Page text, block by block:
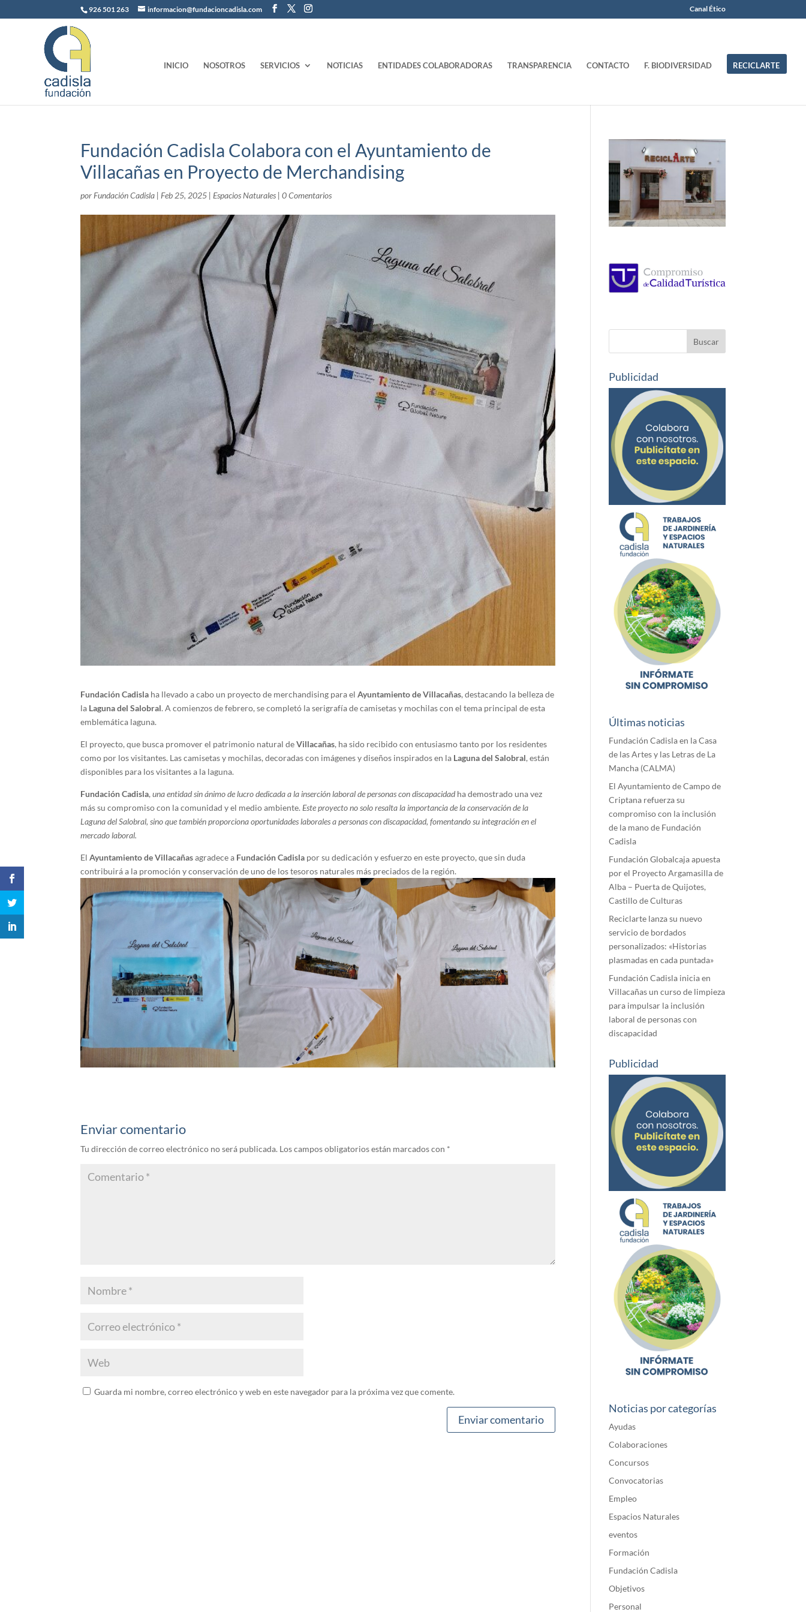
926 501 263 informacion@fundacioncadisla.com Canal Ético
INICIO NOSOTROS SERVICIOS NOTICIAS ENTIDADES COLABORADORAS TRANSPARENCIA CONTACTO F. BIODIVERSIDAD RECICLARTE
Fundación Cadisla Colabora con el Ayuntamiento de
Villacañas en Proyecto de Merchandising
por Fundación Cadisla | Feb 25, 2025 | Espacios Naturales |0 Comentarios
Fundación Cadisla ha llevado a cabo un proyecto de merchandising para elAyuntamiento de Villacañas, destacando la belleza de
la Laguna del Salobral. A comienzos de febrero, se completó la serigrafía de camisetas y mochilas con el tema principal de esta
emblemática laguna.
El proyecto, que busca promover el patrimonio natural deVillacañas, ha sido recibido con entusiasmo tanto por los residentes
como por los visitantes. Las camisetas y mochilas, decoradas con imágenes y diseños inspirados en la Laguna del Salobral, están
disponibles para los visitantes a la laguna.
Fundación Cadisla,una entidad sin ánimo de lucro dedicada a la inserción laboral de personas con discapacidad ha demostrado una vez
más su compromiso con la comunidad y el medio ambiente. Este proyecto no solo resalta la importancia de la conservación de la
Laguna del Salobral, sino que también proporciona oportunidades laborales a personas con discapacidad, fomentando su integración en el
mercado laboral.
ElAyuntamiento de Villacañasagradece a Fundación Cadisla por su dedicación y esfuerzo en este proyecto, que sin duda
contribuirá a la promoción y conservación de uno de los tesoros naturales más preciados de la región.
Enviar comentario
Tu dirección de correo electrónico no será publicada. Los campos obligatorios están marcados con *
Guarda mi nombre, correo electrónico y web en este navegador para la próxima vez que comente.
Publicidad
Últimas noticias
Fundación Cadisla en la Casa
de las Artes y las Letras de La
Mancha (CALMA)
El Ayuntamiento de Campo de
Criptana refuerza su
compromiso con la inclusión
de la mano de Fundación
Cadisla
Fundación Globalcaja apuesta
por el Proyecto Argamasilla de
Alba – Puerta de Quijotes,
Castillo de Culturas
Reciclarte lanza su nuevo
servicio de bordados
personalizados: «Historias
plasmadas en cada puntada»
Fundación Cadisla inicia en
Villacañas un curso de limpieza
para impulsar la inclusión
laboral de personas con
discapacidad
Publicidad
Noticias por categorías
Ayudas
Colaboraciones
Concursos
Convocatorias
Empleo
Espacios Naturales
eventos
Formación
Fundación Cadisla
Objetivos
Personal